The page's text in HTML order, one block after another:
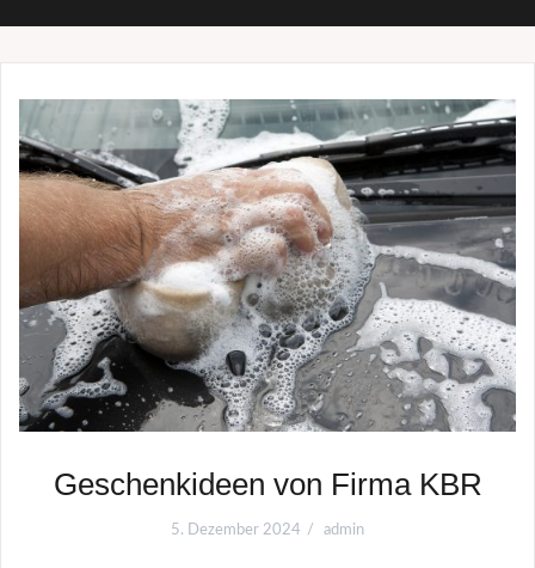
Geschenkideen von Firma KBR
5. Dezember 2024 admin